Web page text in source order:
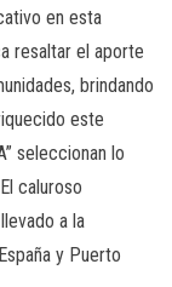
en esta
resaltar el aporte
brindando
este
seleccionan lo
caluroso
a la
y Puerto